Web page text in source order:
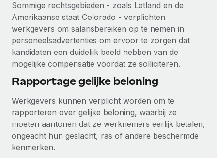
Meer informatie
Hoe Phiture 55 werknemers in 19 landen
beheert met Remote
mobiele groeiadviessector, zet zich sinds 2016...
Meer informatie
Sommige rechtsgebieden - zoals Letland en de
Amerikaanse staat Colorado - verplichten
werkgevers om salarisbereiken op te nemen in
personeelsadvertenties om ervoor te zorgen dat
kandidaten een duidelijk beeld hebben van de
mogelijke compensatie voordat ze solliciteren.
Rapportage gelijke beloning
Werkgevers kunnen verplicht worden om te
rapporteren over gelijke beloning, waarbij ze
moeten aantonen dat ze werknemers eerlijk betalen,
ongeacht hun geslacht, ras of andere beschermde
kenmerken.